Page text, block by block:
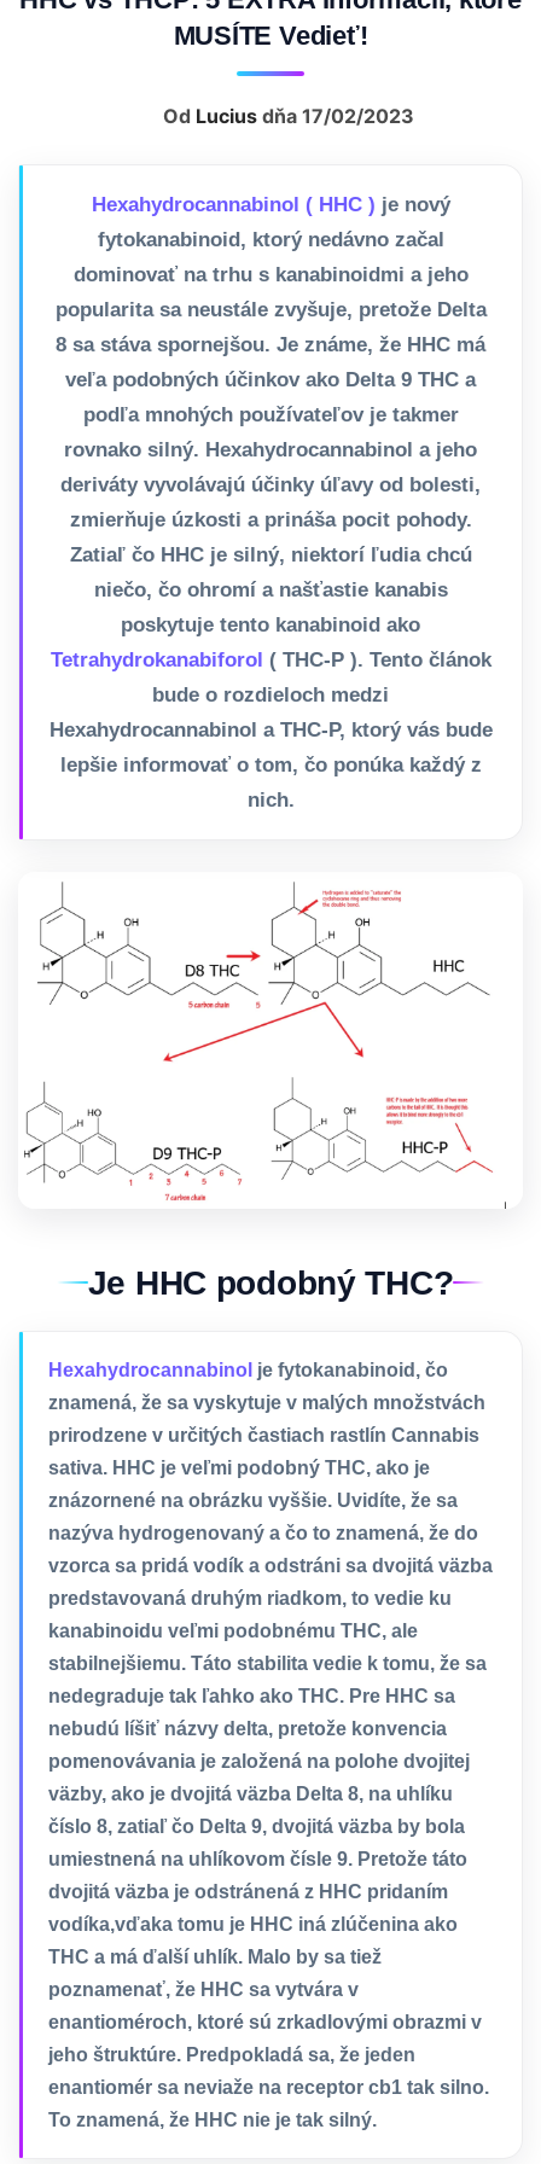
MUSÍTE Vedieť!
Od Lucius dňa 17/02/2023
Hexahydrocannabinol ( HHC ) je nový
fytokanabinoid, ktorý nedávno začal
dominovať na trhu s kanabinoidmi a jeho
popularita sa neustále zvyšuje, pretože Delta
8 sa stáva spornejšou. Je známe, že HHC má
veľa podobných účinkov ako Delta 9 THC a
podľa mnohých používateľov je takmer
rovnako silný. Hexahydrocannabinol a jeho
deriváty vyvolávajú účinky úľavy od bolesti,
zmierňuje úzkosti a prináša pocit pohody.
Zatiaľ čo HHC je silný, niektorí ľudia chcú
niečo, čo ohromí a našťastie kanabis
poskytuje tento kanabinoid ako
Tetrahydrokanabiforol ( THC-P ). Tento článok
bude o rozdieloch medzi
Hexahydrocannabinol a THC-P, ktorý vás bude
lepšie informovať o tom, čo ponúka každý z
nich.
Je HHC podobný THC?
Hexahydrocannabinol je fytokanabinoid, čo
znamená, že sa vyskytuje v malých množstvách
prirodzene v určitých častiach rastlín Cannabis
sativa. HHC je veľmi podobný THC, ako je
znázornené na obrázku vyššie. Uvidíte, že sa
nazýva hydrogenovaný a čo to znamená, že do
vzorca sa pridá vodík a odstráni sa dvojitá väzba
predstavovaná druhým riadkom, to vedie ku
kanabinoidu veľmi podobnému THC, ale
stabilnejšiemu. Táto stabilita vedie k tomu, že sa
nedegraduje tak ľahko ako THC. Pre HHC sa
nebudú líšiť názvy delta, pretože konvencia
pomenovávania je založená na polohe dvojitej
väzby, ako je dvojitá väzba Delta 8, na uhlíku
číslo 8, zatiaľ čo Delta 9, dvojitá väzba by bola
umiestnená na uhlíkovom čísle 9. Pretože táto
dvojitá väzba je odstránená z HHC pridaním
vodíka,vďaka tomu je HHC iná zlúčenina ako
THC a má ďalší uhlík. Malo by sa tiež
poznamenať, že HHC sa vytvára v
enantioméroch, ktoré sú zrkadlovými obrazmi v
jeho štruktúre. Predpokladá sa, že jeden
enantiomér sa neviaže na receptor cb1 tak silno.
To znamená, že HHC nie je tak silný.